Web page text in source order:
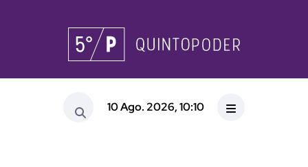
10 Ago. 2026, 10:10